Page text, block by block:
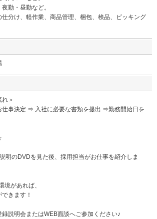
勤・昼勤など。
分け、軽作業、商品管理、梱包、検品、ピッキング
＞
仕事決定 ⇒ 入社に必要な書類を提出 ⇒勤務開始日を
明のDVDを見た後、採用担当がお仕事を紹介しま
境があれば、
きます！
説明会またはWEB面談へご参加ください♪